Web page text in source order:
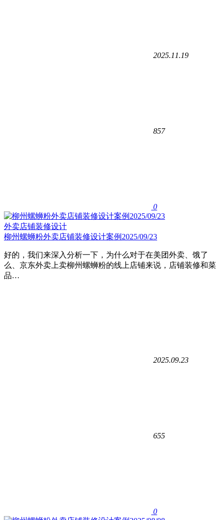
2025.11.19
857
0
外卖店铺装修设计
柳州螺蛳粉外卖店铺装修设计案例2025/09/23
好的，我们来深入分析一下，为什么对于在美团外卖、饿了
么、京东外卖上卖柳州螺蛳粉的线上店铺来说，​店铺装修和菜
品…
2025.09.23
655
0